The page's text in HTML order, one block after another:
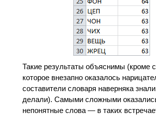
Такие результаты объяснимы (кроме
которое внезапно оказалось
составители словаря наверняка
делали). Самыми сложными
непонятные слова — в таких